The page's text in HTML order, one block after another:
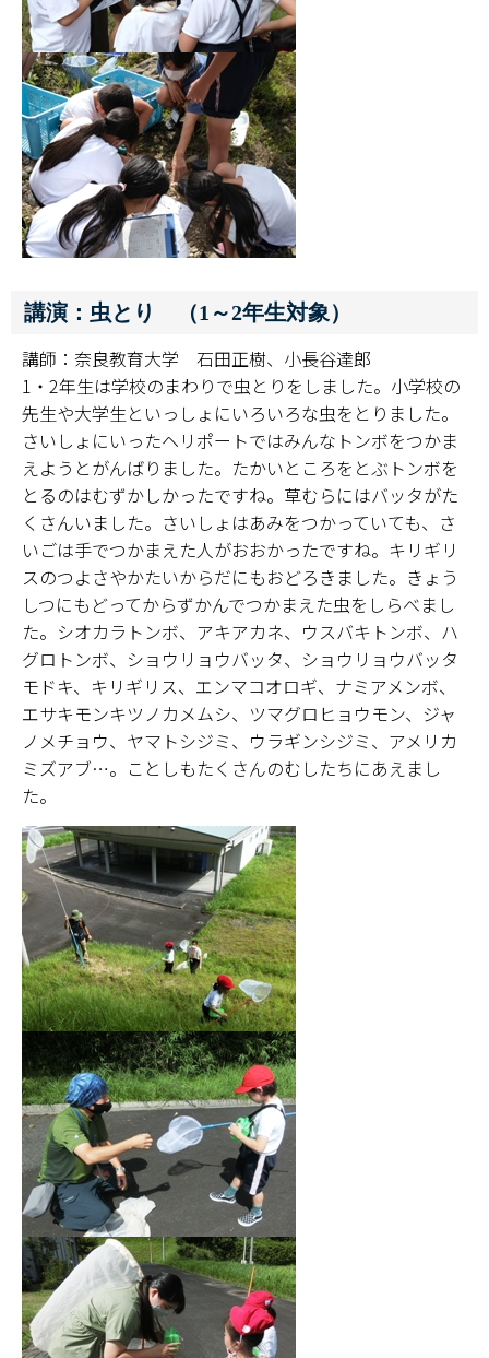
講演：虫とり （1～2年生対象）
講師：奈良教育大学 石田正樹、小長谷達郎
1・2年生は学校のまわりで虫とりをしました。小学校の
先生や大学生といっしょにいろいろな虫をとりました。
さいしょにいったヘリポートではみんなトンボをつかま
えようとがんばりました。たかいところをとぶトンボを
とるのはむずかしかったですね。草むらにはバッタがた
くさんいました。さいしょはあみをつかっていても、さ
いごは手でつかまえた人がおおかったですね。キリギリ
スのつよさやかたいからだにもおどろきました。きょう
しつにもどってからずかんでつかまえた虫をしらべまし
た。シオカラトンボ、アキアカネ、ウスバキトンボ、ハ
グロトンボ、ショウリョウバッタ、ショウリョウバッタ
モドキ、キリギリス、エンマコオロギ、ナミアメンボ、
エサキモンキツノカメムシ、ツマグロヒョウモン、ジャ
ノメチョウ、ヤマトシジミ、ウラギンシジミ、アメリカ
ミズアブ…。ことしもたくさんのむしたちにあえまし
た。